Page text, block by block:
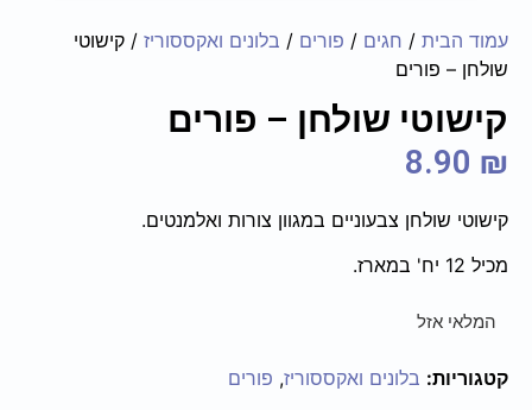
עמוד הבית / חגים / פורים / בלונים ואקססוריז / קישוטי
שולחן – פורים
קישוטי שולחן – פורים
8.90 ₪
קישוטי שולחן צבעוניים במגוון צורות ואלמנטים.
מכיל 12 יח' במארז.
המלאי אזל
קטגוריות: בלונים ואקססוריז, פורים